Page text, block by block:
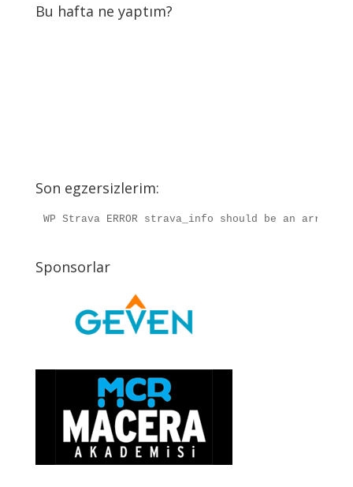
Bu hafta ne yaptım?
Son egzersizlerim:
WP Strava ERROR strava_info should be an
Sponsorlar